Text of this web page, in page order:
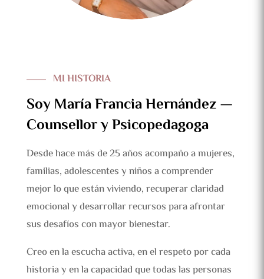
MI HISTORIA
Soy María Francia Hernández —
Counsellor y Psicopedagoga
Desde hace más de 25 años acompaño a mujeres,
familias, adolescentes y niños a comprender
mejor lo que están viviendo, recuperar claridad
emocional y desarrollar recursos para afrontar
sus desafíos con mayor bienestar.
Creo en la escucha activa, en el respeto por cada
historia y en la capacidad que todas las personas